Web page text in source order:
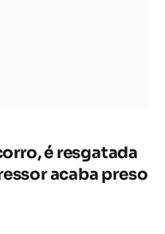
é resgatada
acaba preso